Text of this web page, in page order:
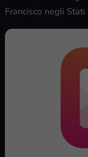
Francisco negli Stati